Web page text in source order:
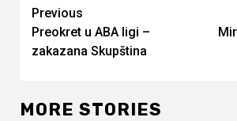
Continue
Reading
Previous
Preokret u ABA ligi –
zakazana Skupština
MORE STORIES